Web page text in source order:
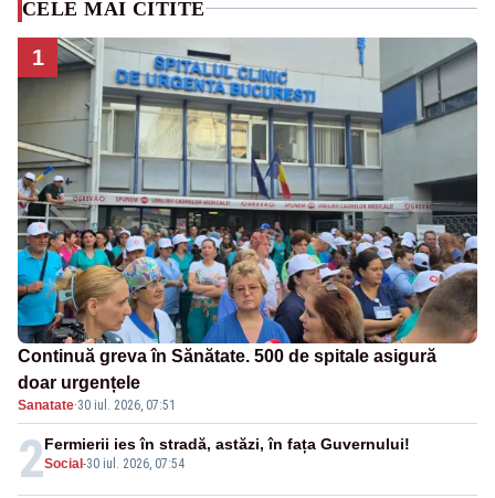
CELE MAI CITITE
1
Continuă greva în Sănătate. 500 de spitale asigură
doar urgențele
Sanatate·30 iul. 2026, 07:51
2Social -30 iul. 2026, 07:54
Fermierii ies în stradă, astăzi, în fața Guvernului!